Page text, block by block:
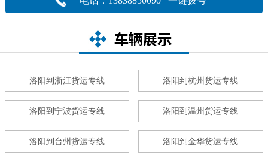
洛阳到浙江货运专线 洛阳到杭州货运专线
洛阳到宁波货运专线 洛阳到温州货运专线
洛阳到台州货运专线 洛阳到金华货运专线